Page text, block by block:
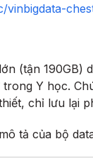
vinbigdata-
(tận 190GB)
Y học.
chỉ lưu lại
tả của bộ